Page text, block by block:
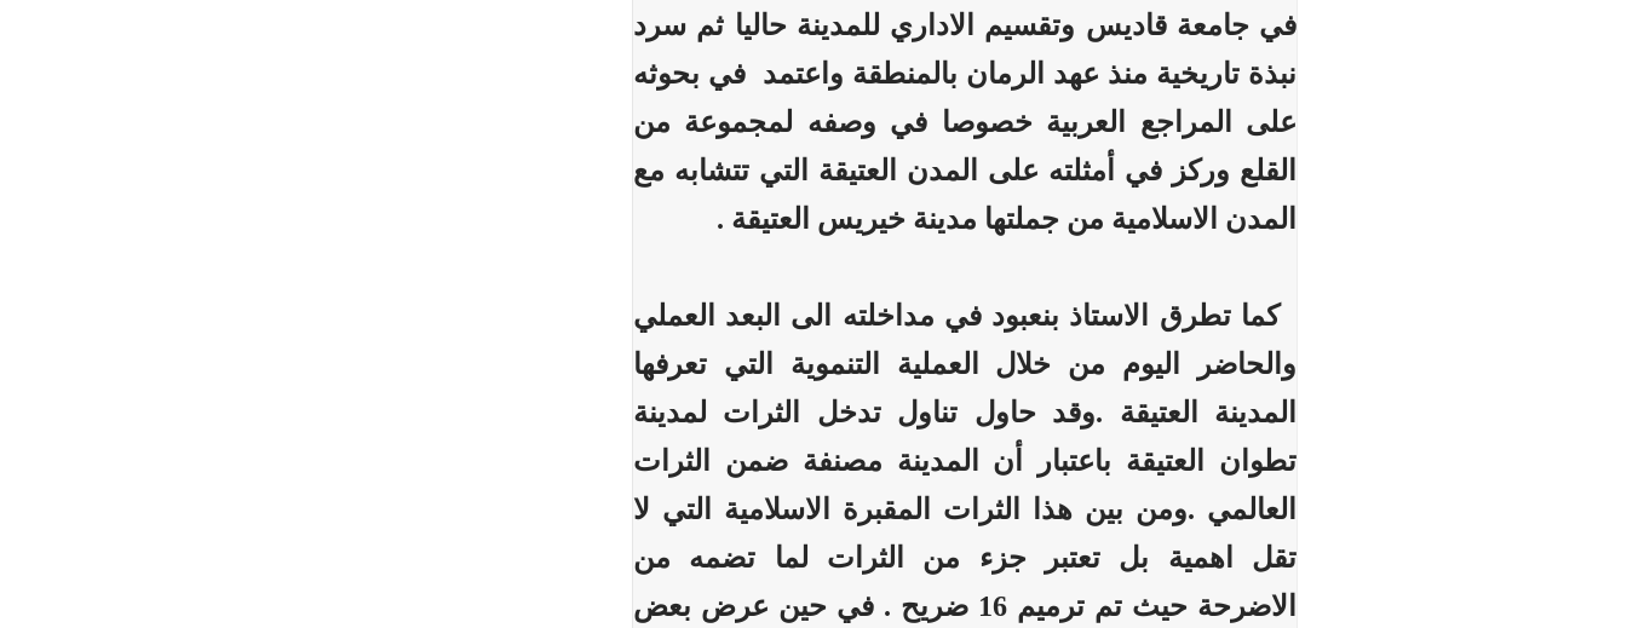
في جامعة قاديس وتقسيم الاداري للمدينة حاليا ثم سرد
نبذة تاريخية منذ عهد الرمان بالمنطقة واعتمد في بحوثه
على المراجع العربية خصوصا في وصفه لمجموعة من
القلع وركز في أمثلته على المدن العتيقة التي تتشابه مع
المدن الاسلامية من جملتها مدينة خيريس العتيقة .
كما تطرق الاستاذ بنعبود في مداخلته الى البعد العملي
والحاضر اليوم من خلال العملية التنموية التي تعرفها
المدينة العتيقة .وقد حاول تناول تدخل الثرات لمدينة
تطوان العتيقة باعتبار أن المدينة مصنفة ضمن الثرات
العالمي .ومن بين هذا الثرات المقبرة الاسلامية التي لا
تقل اهمية بل تعتبر جزء من الثرات لما تضمه من
الاضرحة حيث تم ترميم 16 ضريح . في حين عرض بعض